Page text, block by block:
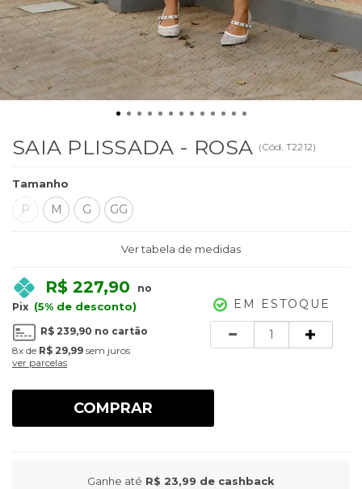
SAIA PLISSADA - ROSA (Cód. T2212)
Tamanho
P M G GG
Ver tabela de medidas
R$ 227,90
no
Pix (5% de desconto)
R$ 239,90 no cartão
8x de R$ 29,99 sem juros
ver parcelas
EM ESTOQUE
COMPRAR
Ganhe até R$ 23,99 de cashback